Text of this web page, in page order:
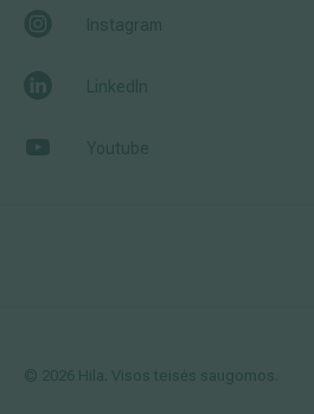
Instagram
LinkedIn
Youtube
© 2026 Hila. Visos teisės saugomos.